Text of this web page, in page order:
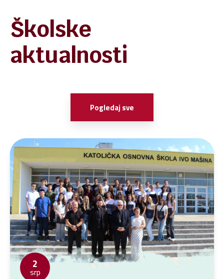
Školske
aktualnosti
Pogledaj sve
2
srp